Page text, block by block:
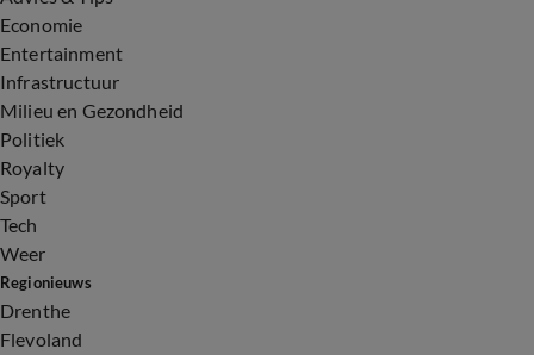
Economie
Entertainment
Infrastructuur
Milieu en Gezondheid
Politiek
Royalty
Sport
Tech
Weer
Regionieuws
Drenthe
Flevoland